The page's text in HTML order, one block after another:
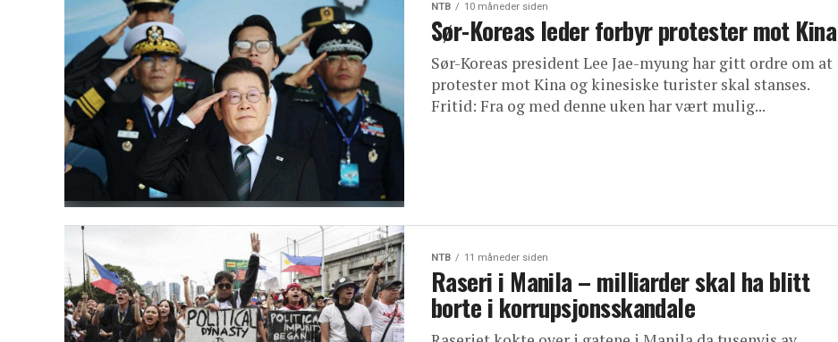
NTB 10 måneder siden
Sør-Koreas leder forbyr protester mot Kina
Sør-Koreas president Lee Jae-myung har gitt ordre om at
protester mot Kina og kinesiske turister skal stanses.
Fritid: Fra og med denne uken har vært mulig...
NTB 11 måneder siden
Raseri i Manila – milliarder skal ha blitt
borte i korrupsjonsskandale